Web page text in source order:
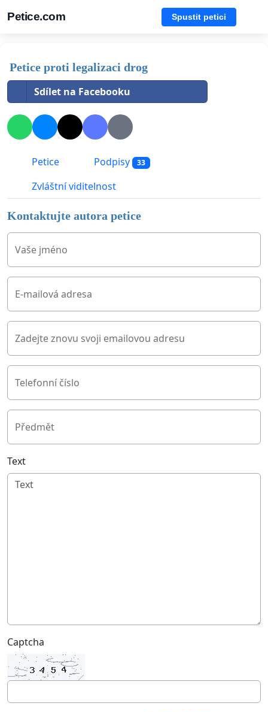
Petice.com Spustit petici
Petice proti legalizaci drog
Sdílet na Facebooku
Petice Podpisy 33
Zvláštní viditelnost
Kontaktujte autora petice
Vaše jméno
E-mailová adresa
Zadejte znovu svoji emailovou adresu
Telefonní číslo
Předmět
Text
Captcha